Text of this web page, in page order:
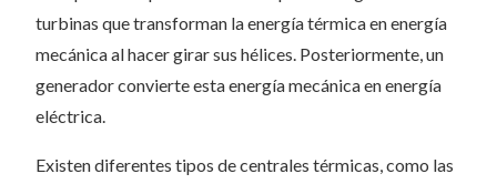
turbinas que transforman la energía térmica en energía
mecánica al hacer girar sus hélices. Posteriormente, un
generador convierte esta energía mecánica en energía
eléctrica.
Existen diferentes tipos de centrales térmicas, como las